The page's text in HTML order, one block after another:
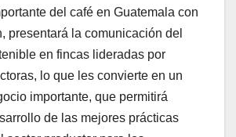
del café en Guatemala con
presentará la comunicación del
en fincas lideradas por
lo que les convierte en un
importante, que permitirá
de las mejores prácticas